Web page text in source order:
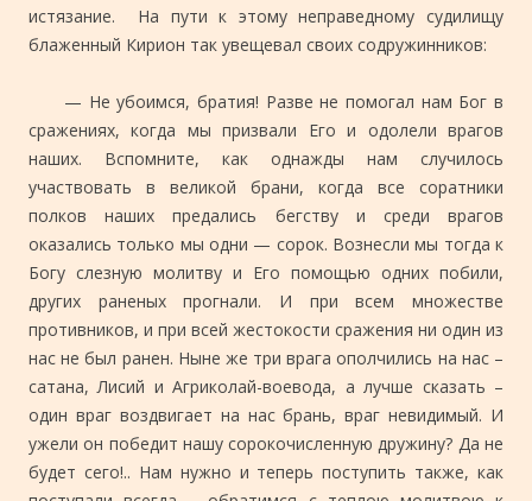
истязание. На пути к этому неправедному судилищу
блаженный Кирион так увещевал своих содружинников:
— Не убоимся, братия! Разве не помогал нам Бог в
сражениях, когда мы призвали Его и одолели врагов
наших. Вспомните, как однажды нам случилось
участвовать в великой брани, когда все соратники
полков наших предались бегству и среди врагов
оказались только мы одни — сорок. Вознесли мы тогда к
Богу слезную молитву и Его помощью одних побили,
других раненых прогнали. И при всем множестве
противников, и при всей жестокости сражения ни один из
нас не был ранен. Ныне же три врага ополчились на нас –
сатана, Лисий и Агриколай-воевода, а лучше сказать –
один враг воздвигает на нас брань, враг невидимый. И
ужели он победит нашу сорокочисленную дружину? Да не
будет сего!.. Нам нужно и теперь поступить также, как